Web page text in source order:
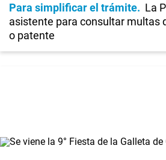
Para simplificar el trámite
La
asistente para consultar multas
o patente